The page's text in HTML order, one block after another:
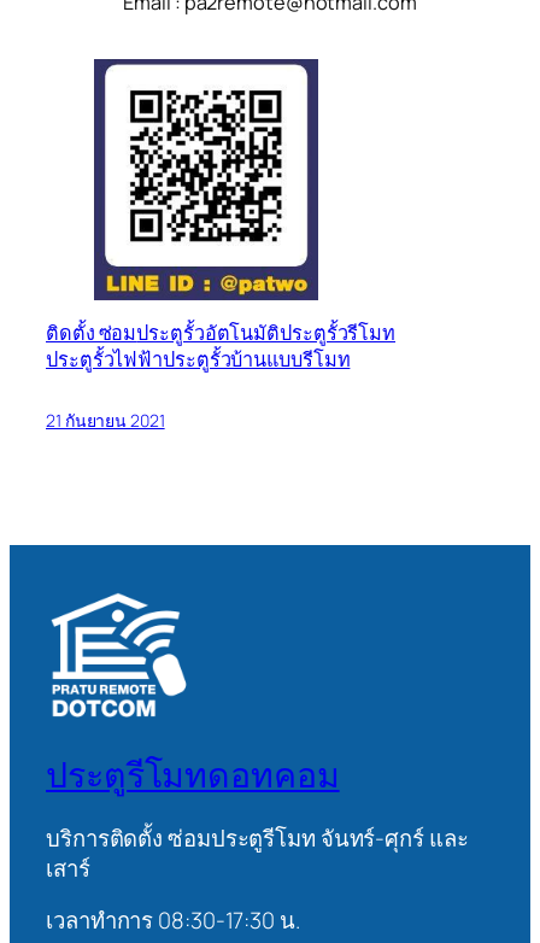
ติดตั้ง ซ่อมประตูรั้วอัตโนมัติประตูรั้วรีโมท
ประตูรั้วไฟฟ้าประตูรั้วบ้านแบบรีโมท
21 กันยายน 2021
ประตูรีโมทดอทคอม
บริการติดตั้ง ซ่อมประตูรีโมท จันทร์-ศุกร์ และ
เสาร์
เวลาทำการ 08:30-17:30 น.